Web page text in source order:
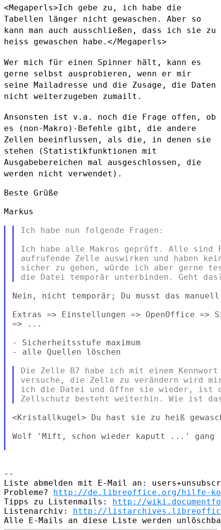
<Megaperls>Ich gebe zu, ich habe die
Tabellen länger nicht gewaschen. Aber so
kann man auch ausschließen, dass ich sie zu
heiss gewaschen habe.</Megaperls>
Wer mich für einen Spinner hält, kann es
gerne selbst ausprobieren, wenn er mir
seine Mailadresse und die Zusage, die Daten
nicht weiterzugeben zumailt.
Ansonsten ist v.a. noch die Frage offen, ob
es (non-Makro)-Befehle gibt, die andere
Zellen beeinflussen, als die, in denen sie
stehen
(Statistikfunktionen mit
Ausgabebereichen mal ausgeschlossen, die
werden nicht verwendet).
Beste Grüße
Markus
Ich habe nun folgende Fragen:
Ich habe alle Makros geprüft. Alle sind
aufrufende Zelle auswirken und haben
sicher zu gehen, würde ich aber gerne
Nein, nicht temporär; Du musst das
Extras => Einstellungen => OpenOffice =>
=> ...
- Sicherheitsstufe maximum
- alle Quellen löschen
Die Zelle B7 habe ich mit einem
versuche, die Zelle zu verändern wird
ich die Datei und öffne sie wieder, ist
<Kristallkugel> Du hast sie zu heiß
Wolf 'Mift, schon wieder kaputt ...' gang
--
Liste abmelden mit E-Mail an:
Probleme? http://de.libreoffice.org/hilfe-
Tipps zu Listenmails: http://
Listenarchiv: http://